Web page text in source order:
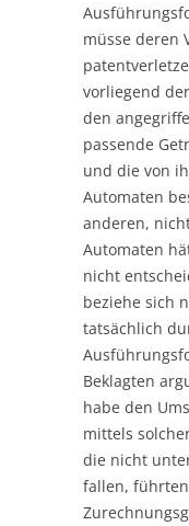
müsse deren
vorliegend
den
passende
und die von
Automaten
anderen,
Automaten
nicht
beziehe sich
tatsächlich
Beklagten
habe den
mittels
die nicht
fallen,